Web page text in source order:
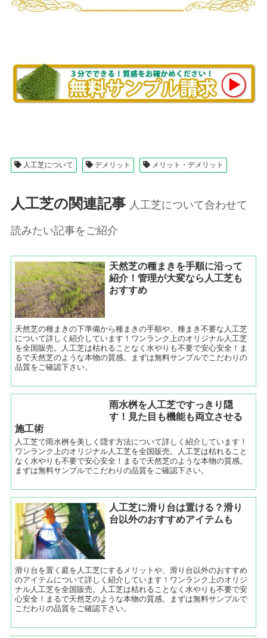
人工芝について デメリット メリット・デメリット
人工芝の関連記事 人工芝について合わせて
読みたい記事をご紹介
天然芝の種まきを手順に沿って
紹介！管理が大変なら人工芝も
おすすめ
天然芝の種まきの下準備から種まきの手順や、種まき不要な人工芝
について詳しく紹介しています！ワンランク上のオリジナル人工芝
を全国販売。人工芝は枯れることなく水やりも不要で安心安全！ま
るで天然芝のような本物の質感。まずは無料サンプルでこだわりの
品質をご確認下さい。
雨水桝を人工芝ですっきり隠
す！見た目も機能も両立させる
施工術
人工芝で雨水桝を美しく隠す方法について詳しく紹介しています！
ワンランク上のオリジナル人工芝を全国販売。人工芝は枯れること
なく水やりも不要で安心安全！まるで天然芝のような本物の質感。
まずは無料サンプルでこだわりの品質をご確認下さい。
人工芝に滑り台は置ける？滑り
台以外のおすすめアイテムも
滑り台を置く庭を人工芝にするメリットや、滑り台以外のおすすめ
のアイテムについて詳しく紹介しています！ワンランク上のオリジ
ナル人工芝を全国販売。人工芝は枯れることなく水やりも不要で安
心安全！まるで天然芝のような本物の質感。まずは無料サンプルで
こだわりの品質をご確認下さい。